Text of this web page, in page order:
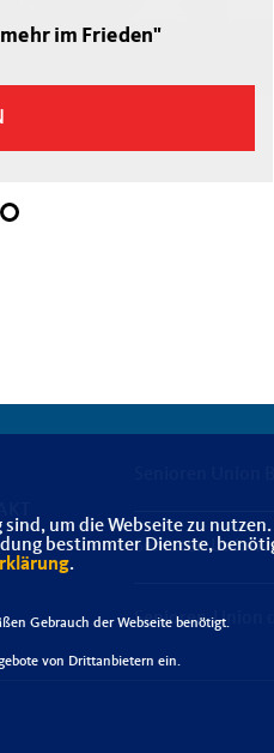
im Frieden"
Senioren Union
Senioren-Union
um die Webseite zu
bestimmter Dienste,
.
Gebrauch der Webseite benötigt.
von Drittanbietern ein.